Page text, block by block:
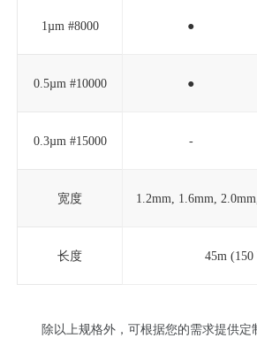
1µm #8000 ●
0.5µm #10000 ●
0.3µm #15000 -
宽度 1.2mm, 1.6mm,
长度 45m
除以上规格外，可根据您的需求提供定